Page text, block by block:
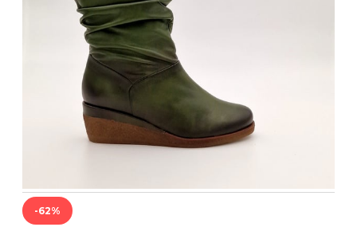
PANTOUFLES
VETEMENTS
CEINTURES
SEMELLES
VAPORISATEUR
-62%